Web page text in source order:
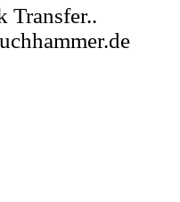
Transfer..